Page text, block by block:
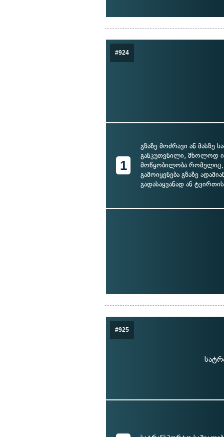
#924
1
გზაზე მოძრავი ან მასზე
განკუთვნილი, მხოლოდ
მოწყობილობა რომელიც,
გამოიყენება გზაზე
გადასაყვანად ან
#925